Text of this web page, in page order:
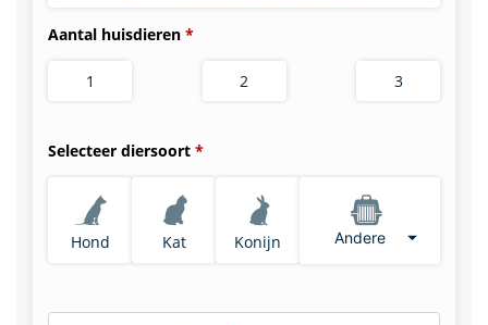
Aantal huisdieren
1 2 3
Selecteer diersoort
Hond Kat Konijn Andere